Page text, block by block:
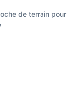
de terrain pour